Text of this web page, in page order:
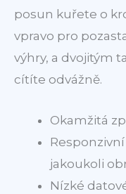
posun kuřete o
vpravo pro
výhry, a dvojitým
cítíte odvážně.
Okamžitá
jakoukoli
Nízké